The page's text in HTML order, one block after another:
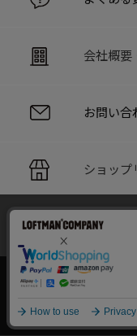
会社概要
お問い合
ショップ
PC版サイ
Copyright ©
当サイトでは利用体験
ラフィックの分析を目
サイトの閲覧を継続さ
のといたします。
詳細については